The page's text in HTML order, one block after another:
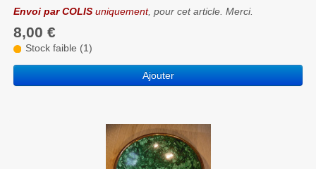
Envoi par COLIS uniquement, pour cet article. Merci.
8,00 €
Stock faible (1)
Ajouter